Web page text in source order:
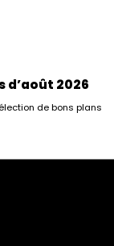
d’août 2026
de bons plans